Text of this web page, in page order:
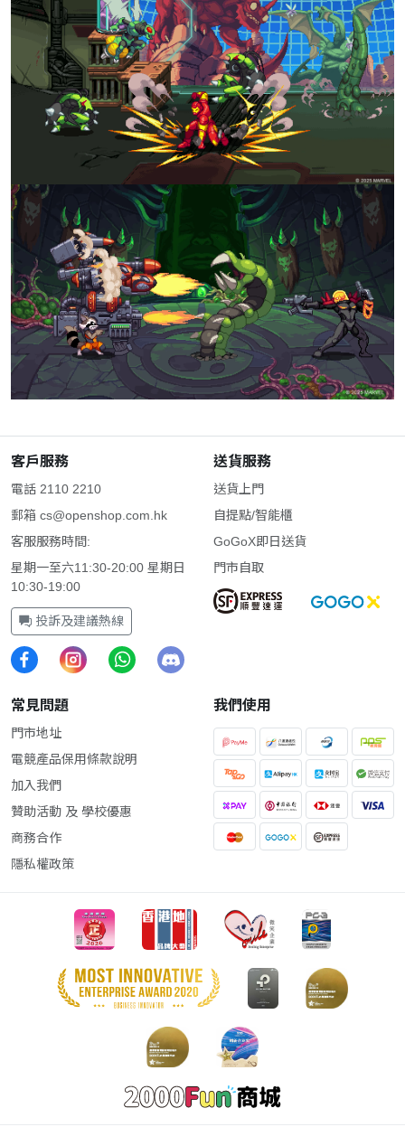
客戶服務
電話 2110 2210
郵箱 cs@openshop.com.hk
客服服務時間:
星期一至六11:30-20:00 星期日
10:30-19:00
投訴及建議熱線
送貨服務
送貨上門
自提點/智能櫃
GoGoX即日送貨
門市自取
常見問題
門市地址
電競產品保用條款說明
加入我們
贊助活動 及 學校優惠
商務合作
隱私權政策
我們使用